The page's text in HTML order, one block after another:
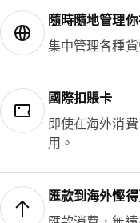
隨時隨地管理
集中管理各種
國際扣賬卡
即使在海外消
用。
匯款到海外慳